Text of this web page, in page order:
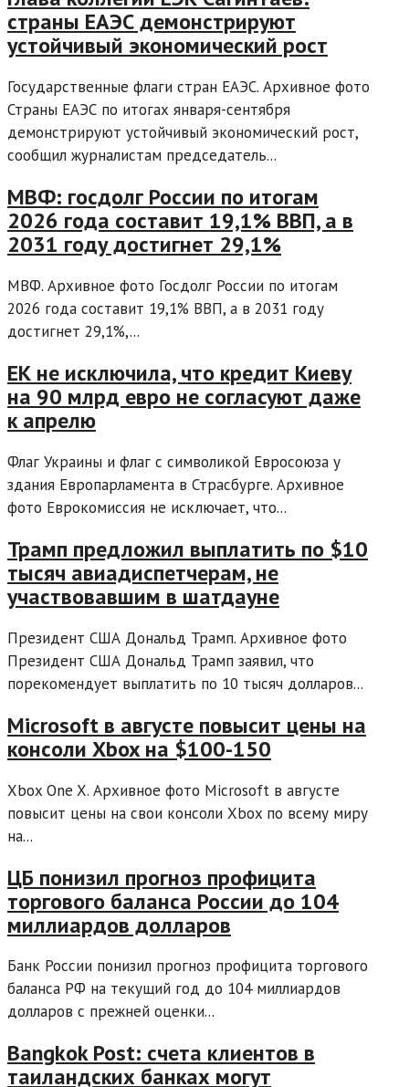
страны ЕАЭС демонстрируют
устойчивый экономический рост
Государственные флаги стран ЕАЭС. Архивное фото
Страны ЕАЭС по итогах января-сентября
демонстрируют устойчивый экономический рост,
сообщил журналистам председатель...
МВФ: госдолг России по итогам
2026 года составит 19,1% ВВП, а в
2031 году достигнет 29,1%
МВФ. Архивное фото Госдолг России по итогам
2026 года составит 19,1% ВВП, а в 2031 году
достигнет 29,1%,...
ЕК не исключила, что кредит Киеву
на 90 млрд евро не согласуют даже
к апрелю
Флаг Украины и флаг с символикой Евросоюза у
здания Европарламента в Страсбурге. Архивное
фото Еврокомиссия не исключает, что...
Трамп предложил выплатить по $10
тысяч авиадиспетчерам, не
участвовавшим в шатдауне
Президент США Дональд Трамп. Архивное фото
Президент США Дональд Трамп заявил, что
порекомендует выплатить по 10 тысяч долларов...
Microsoft в августе повысит цены на
консоли Xbox на $100-150
Xbox One X. Архивное фото Microsoft в августе
повысит цены на свои консоли Xbox по всему миру
на...
ЦБ понизил прогноз профицита
торгового баланса России до 104
миллиардов долларов
Банк России понизил прогноз профицита торгового
баланса РФ на текущий год до 104 миллиардов
долларов с прежней оценки...
Bangkok Post: счета клиентов в
таиландских банках могут